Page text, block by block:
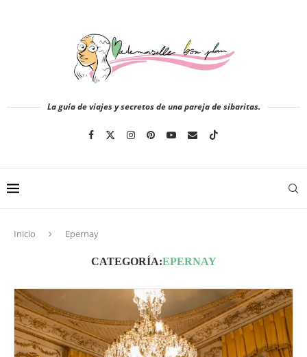
La guía de viajes y secretos de una pareja de sibaritas.
Inicio Epernay
CATEGORÍA:EPERNAY